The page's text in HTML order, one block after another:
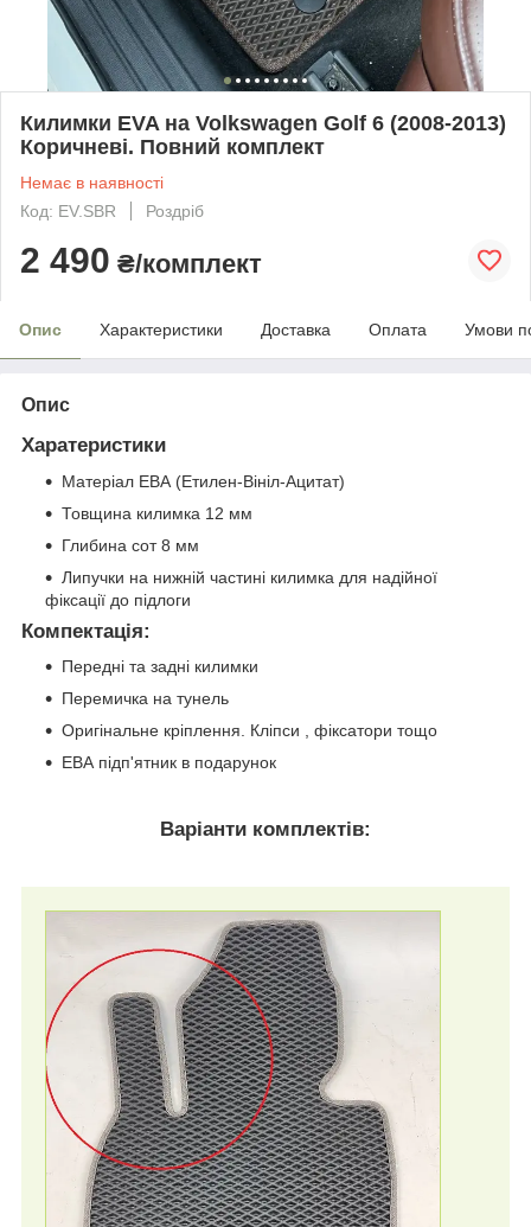
Килимки EVA на Volkswagen Golf 6 (2008-2013)
Коричневі. Повний комплект
Немає в наявності
Код: EV.SBR
Роздріб
2 490 ₴/комплект
Опис Характеристики Доставка Оплата Умови
Опис
Харатеристики
Матеріал ЕВА (Етилен-Вініл-Ацитат)
Товщина килимка 12 мм
Глибина сот 8 мм
Липучки на нижній частині килимка для надійної
фіксації до підлоги
Компектація:
Передні та задні килимки
Перемичка на тунель
Оригінальне кріплення. Кліпси , фіксатори тощо
ЕВА підп'ятник в подарунок
Варіанти комплектів: